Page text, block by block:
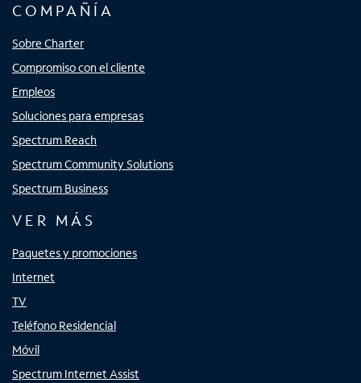
COMPAÑÍA
Sobre Charter
Compromiso con el cliente
Empleos
Soluciones para empresas
Spectrum Reach
Spectrum Community Solutions
Spectrum Business
VER MÁS
Paquetes y promociones
Internet
TV
Teléfono Residencial
Móvil
Spectrum Internet Assist